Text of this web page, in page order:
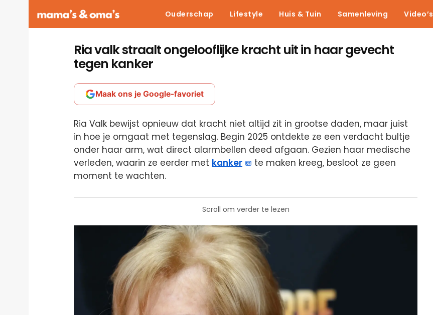
Ouderschap Lifestyle Huis & Tuin Samenleving Video’s
Ria valk straalt ongelooflijke kracht uit in haar gevecht
tegen kanker
Maak ons je Google-favoriet
Ria Valk bewijst opnieuw dat kracht niet altijd zit in grootse daden, maar juist
in hoe je omgaat met tegenslag. Begin 2025 ontdekte ze een verdacht bultje
onder haar arm, wat direct alarmbellen deed afgaan. Gezien haar medische
verleden, waarin ze eerder met kanker
te maken kreeg, besloot ze geen
moment te wachten.
Scroll om verder te lezen